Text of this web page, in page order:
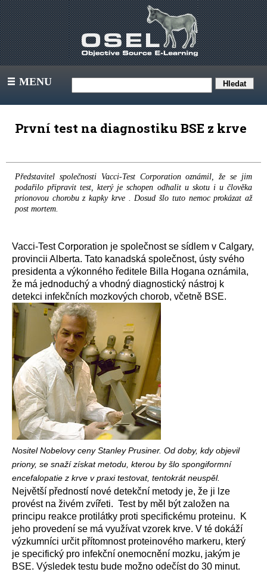
III MENU
První test na diagnostiku BSE z krve
Představitel společnosti Vacci-Test Corporation oznámil, že se jim
podařilo připravit test, který je schopen odhalit u skotu i u člověka
prionovou chorobu z kapky krve . Dosud šlo tuto nemoc prokázat až
post mortem.
Vacci-Test Corporation je společnost se sídlem v Calgary,
provincii Alberta. Tato kanadská společnost, ústy svého
presidenta a výkonného ředitele Billa Hogana oznámila,
že má jednoduchý a vhodný diagnostický nástroj k
detekci infekčních mozkových chorob, včetně BSE.
Nositel Nobelovy ceny Stanley Prusiner. Od doby, kdy objevil
priony, se snaží získat metodu, kterou by šlo spongiformní
encefalopatie z krve v praxi testovat, tentokrát neuspěl.
Největší předností nové detekční metody je, že ji lze
provést na živém zvířeti. Test by měl být založen na
principu reakce protilátky proti specifickému proteinu. K
jeho provedení se má využívat vzorek krve. V té dokáží
výzkumníci určit přítomnost proteinového markeru, který
je specifický pro infekční onemocnění mozku, jakým je
BSE. Výsledek testu bude možno odečíst do 30 minut.